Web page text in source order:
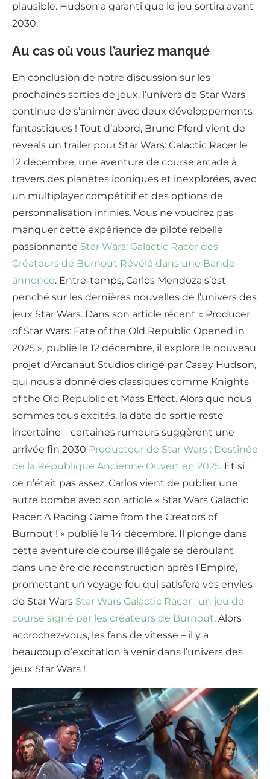
plausible. Hudson a garanti que le jeu sortira avant
2030.
Au cas où vous l’auriez manqué
En conclusion de notre discussion sur les
prochaines sorties de jeux, l’univers de Star Wars
continue de s’animer avec deux développements
fantastiques ! Tout d’abord, Bruno Pferd vient de
reveals un trailer pour Star Wars: Galactic Racer le
12 décembre, une aventure de course arcade à
travers des planètes iconiques et inexplorées, avec
un multiplayer compétitif et des options de
personnalisation infinies. Vous ne voudrez pas
manquer cette expérience de pilote rebelle
passionnante Star Wars: Galactic Racer des
Créateurs de Burnout Révélé dans une Bande-
annonce. Entre-temps, Carlos Mendoza s’est
penché sur les dernières nouvelles de l’univers des
jeux Star Wars. Dans son article récent « Producer
of Star Wars: Fate of the Old Republic Opened in
2025 », publié le 12 décembre, il explore le nouveau
projet d’Arcanaut Studios dirigé par Casey Hudson,
qui nous a donné des classiques comme Knights
of the Old Republic et Mass Effect. Alors que nous
sommes tous excités, la date de sortie reste
incertaine – certaines rumeurs suggèrent une
arrivée fin 2030 Producteur de Star Wars : Destinée
de la République Ancienne Ouvert en 2025. Et si
ce n’était pas assez, Carlos vient de publier une
autre bombe avec son article « Star Wars Galactic
Racer: A Racing Game from the Creators of
Burnout ! » publié le 14 décembre. Il plonge dans
cette aventure de course illégale se déroulant
dans une ère de reconstruction après l’Empire,
promettant un voyage fou qui satisfera vos envies
de Star Wars Star Wars Galactic Racer : un jeu de
course signé par les créateurs de Burnout. Alors
accrochez-vous, les fans de vitesse – il y a
beaucoup d’excitation à venir dans l’univers des
jeux Star Wars !